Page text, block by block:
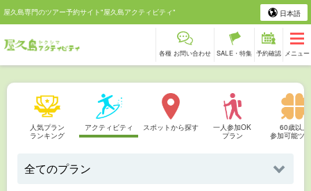
屋久島専門のツアー予約サイト"屋久島アクティビティ" 日本語
各種 お問い合わせ SALE・特集 予約確認 メニュー
人気プラン
ランキング
アクティビティ スポットから探す
一人参加OK
プラン
60歳以上
参加可能ツ